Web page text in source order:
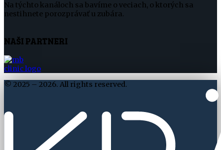
Na týchto kanáloch sa bavíme o veciach, o ktorých sa
nestihnete porozprávať u zubára.
NAŠI PARTNERI
© 2025 – 2026. All rights reserved.